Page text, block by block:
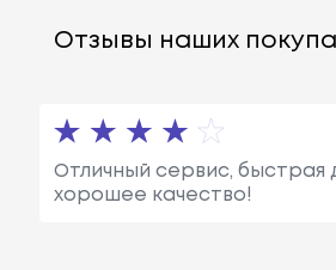
Отзывы наших
Отличный сервис, быстрая
хорошее качество!